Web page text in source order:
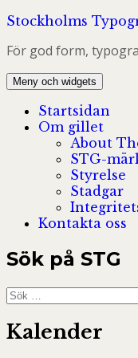
Hoppa
innehåll
Stockholms
För god form,
Meny och widgets
Startsidan
Om gillet
About
STG-
Styrelse
Stadgar
Kontakta oss
Sök på STG
Sök
efter:
Kalender